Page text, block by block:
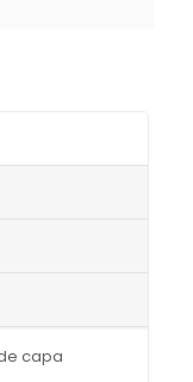
capa